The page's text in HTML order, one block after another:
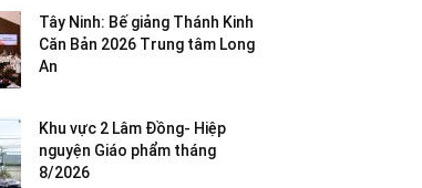
Tây Ninh: Bế giảng Thánh Kinh
Căn Bản 2026 Trung tâm Long
An
Khu vực 2 Lâm Đồng- Hiệp
nguyện Giáo phẩm tháng
8/2026